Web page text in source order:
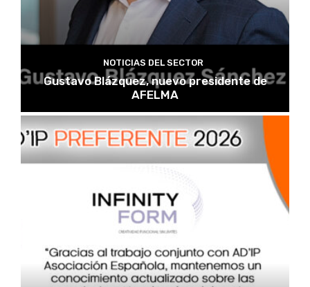
NOTICIAS DEL SECTOR
Gustavo Blázquez, nuevo presidente de
AFELMA